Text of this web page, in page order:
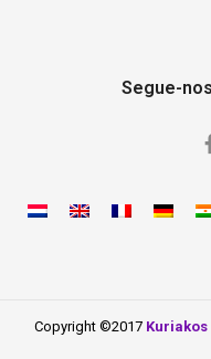
Segue-
Copyright ©2017 Kuriakos